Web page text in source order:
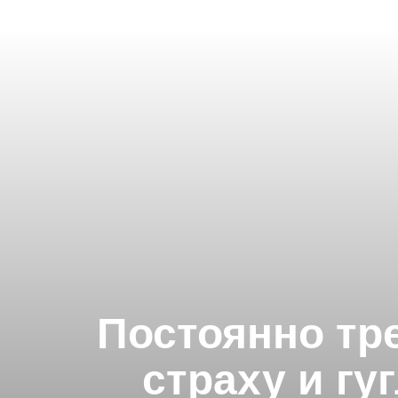
Постоянно
страху и